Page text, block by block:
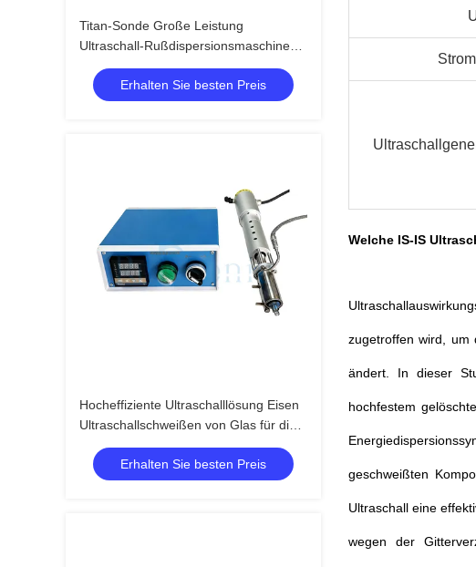
Titan-Sonde Große Leistung
Ultraschall-Rußdispersionsmaschine
Ultraschall-Homogenisatormaschine
Erhalten Sie besten Preis
Hocheffiziente Ultraschalllösung Eisen
Ultraschallschweißen von Glas für die
Bauindustrie
Erhalten Sie besten Preis
Welche IS-IS
zugetroffen wird, um
ändert. In dieser
hochfestem
geschweißten
Ultraschall eine
wegen der